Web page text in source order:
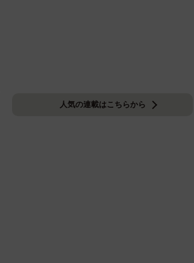
人気の連載はこちらから